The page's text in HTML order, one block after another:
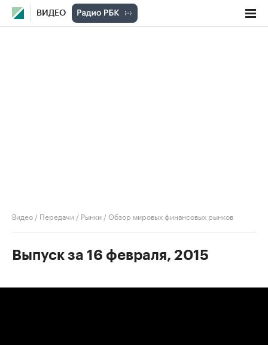
ВИДЕО
Видео / Передачи / Рынки /Обзор мировых финансовых рынков
Выпуск за 16 февраля, 2015